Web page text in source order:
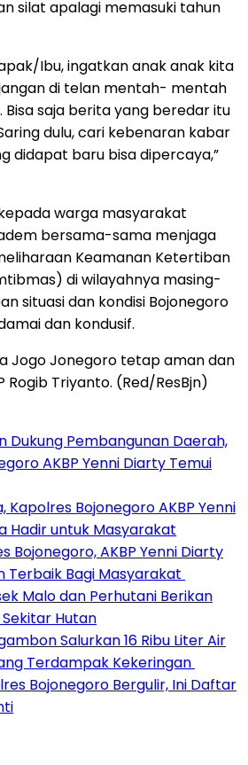
silat apalagi memasuki tahun
Ibu, ingatkan anak anak kita
di telan mentah- mentah
saja berita yang beredar itu
dulu, cari kebenaran kabar
didapat baru bisa dipercaya,”
warga masyarakat
bersama-sama menjaga
Keamanan Ketertiban
di wilayahnya masing-
situasi dan kondisi Bojonegoro
dan kondusif.
Jogo Jonegoro tetap aman dan
Rogib Triyanto. (Red/ResBjn)
Dukung Pembangunan Daerah,
AKBP Yenni Diarty Temui
Kapolres Bojonegoro AKBP Yenni
Hadir untuk Masyarakat
Bojonegoro, AKBP Yenni Diarty
Terbaik Bagi Masyarakat
Malo dan Perhutani Berikan
Hutan
Salurkan 16 Ribu Liter Air
Terdampak Kekeringan
Bojonegoro Bergulir, Ini Daftar